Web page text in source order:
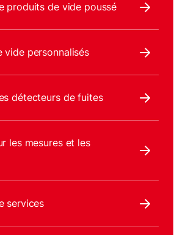
produits de vide poussé
vide personnalisés
détecteurs de fuites
les mesures et les
services